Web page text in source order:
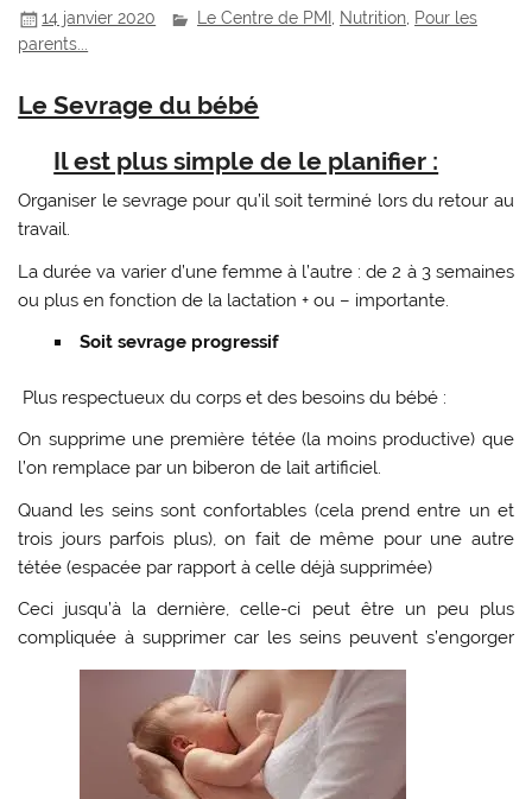
14 janvier 2020 Le Centre de PMI , Nutrition, Pour les
parents...
Le Sevrage du bébé
Il est plus simple de le planifier :
Organiser le sevrage pour qu’il soit terminé lors du retour au
travail.
La durée va varier d’une femme à l’autre : de 2 à 3 semaines
ou plus en fonction de la lactation + ou – importante.
Soit sevrage progressif
Plus respectueux du corps et des besoins du bébé :
On supprime une première tétée (la moins productive) que
l’on remplace par un biberon de lait artificiel.
Quand les seins sont confortables (cela prend entre un et
trois jours parfois plus), on fait de même pour une autre
tétée (espacée par rapport à celle déjà supprimée)
Ceci jusqu’à la dernière, celle-ci peut être un peu plus
compliquée à supprimer car les seins peuvent s’engorger